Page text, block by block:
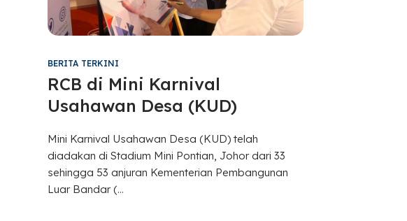
BERITA TERKINI
RCB di Mini Karnival
Usahawan Desa (KUD)
Mini Karnival Usahawan Desa (KUD) telah
diadakan di Stadium Mini Pontian, Johor dari 33
sehingga 53 anjuran Kementerian Pembangunan
Luar Bandar (...